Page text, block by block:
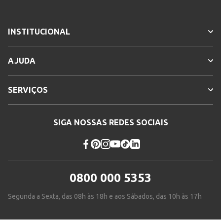
INSTITUCIONAL
AJUDA
SERVIÇOS
SIGA NOSSAS REDES SOCIAIS
0800 000 5353
Segunda a Sexta, das 08h às 18h e aos Sábados, das 10h às 17h